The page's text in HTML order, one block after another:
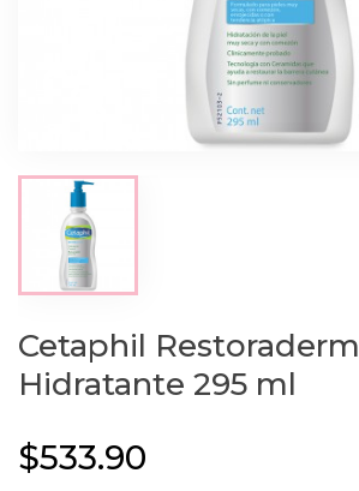
Cetaphil Restoraderm
Hidratante 295 ml
$533.90